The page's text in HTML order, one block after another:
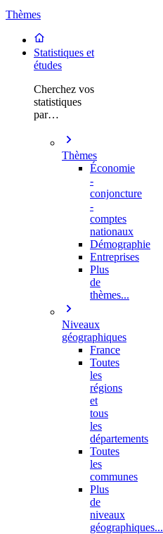
Thèmes
Statistiques et
études
Cherchez vos
statistiques
par…
Thèmes
Économie
-
conjoncture
-
comptes
nationaux
Démographie
Entreprises
Plus
de
thèmes...
Niveaux
géographiques
France
Toutes
les
régions
et
tous
les
départements
Toutes
les
communes
Plus
de
niveaux
géographiques...